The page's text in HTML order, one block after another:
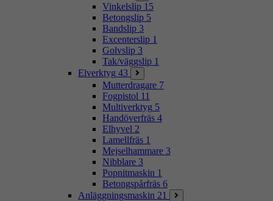
Vinkelslip 15
Betongslip 5
Bandslip 3
Excenterslip 1
Golvslip 3
Tak/väggslip 1
Elverktyg 43
Mutterdragare 7
Fogpistol 11
Multiverktyg 5
Handöverfräs 4
Elhyvel 2
Lamellfräs 1
Mejselhammare 3
Nibblare 3
Popnitmaskin 1
Betongspårfräs 6
Anläggningsmaskin 21